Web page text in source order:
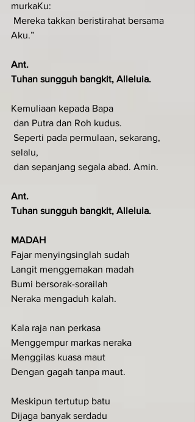
murkaKu:
Aku.”
Ant.
Tuhan sungguh bangkit, Alleluia.
Kemuliaan kepada Bapa
dan Putra dan Roh kudus.
selalu,
dan sepanjang segala abad. Amin.
Ant.
Tuhan sungguh bangkit, Alleluia.
MADAH
Fajar menyingsinglah sudah
Langit menggemakan madah
Bumi bersorak-sorailah
Neraka mengaduh kalah.
Kala raja nan perkasa
Menggempur markas neraka
Menggilas kuasa maut
Dengan gagah tanpa maut.
Meskipun tertutup batu
Dijaga banyak serdadu